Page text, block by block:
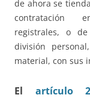
de ahora se
contratación
registrales, o
división
material, con sus
El artículo